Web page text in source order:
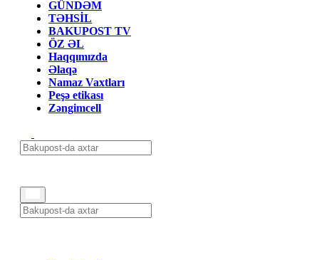
GÜNDƏM
TƏHSİL
BAKUPOST TV
ÖZ ƏL
Haqqımızda
Əlaqə
Namaz Vaxtları
Peşə etikası
Zəngimcell